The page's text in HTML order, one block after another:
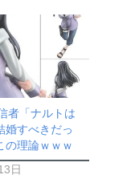
者「ナルトは
婚すべきだっ
理論ｗｗｗ
日